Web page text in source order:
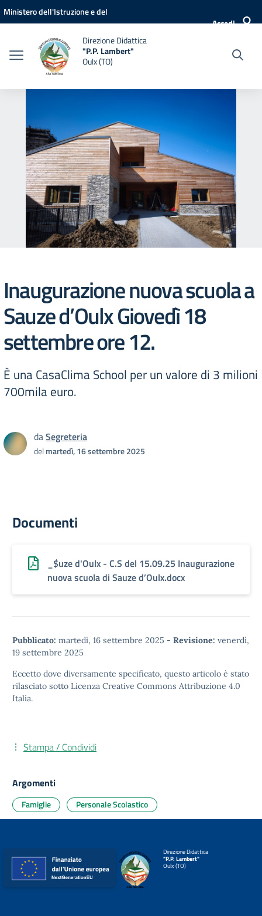
Vai ai contenuti
Vai al menu di navigazione
Vai al footer
Ministero dell'Istruzione e del
Accedi
Direzione Didattica
"P.P. Lambert"
Oulx (TO)
Inaugurazione nuova scuola a
Sauze d’Oulx Giovedì 18
settembre ore 12.
È una CasaClima School per un valore di 3 milioni
700mila euro.
daSegreteria
delmartedì, 16 settembre 2025
Documenti
_$uze d'Oulx - C.S del 15.09.25 Inaugurazione
nuova scuola di Sauze d’Oulx.docx
Pubblicato: martedì, 16 settembre 2025 - Revisione: venerdì,
19 settembre 2025
Eccetto dove diversamente specificato, questo articolo è stato
rilasciato sotto Licenza Creative Commons Attribuzione 4.0
Italia.
Stampa / Condividi
Argomenti
Famiglie Personale Scolastico
Direzione Didattica
"P.P. Lambert"
Oulx (TO)